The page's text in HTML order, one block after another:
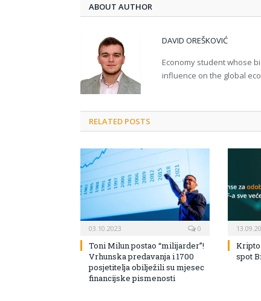
ABOUT AUTHOR
DAVID OREŠKOVIĆ
Economy student whose
influence on the global
RELATED POSTS
03.10.2023 0
Toni Milun postao “milijarder”!
Vrhunska predavanja i 1700
posjetitelja obilježili su mjesec
financijske pismenosti
Kripto
spot